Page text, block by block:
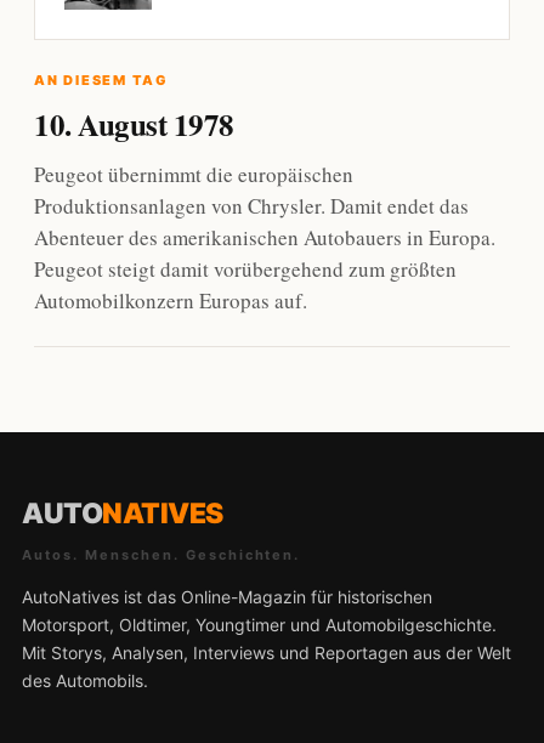
AN DIESEM TAG
10. August 1978
Peugeot übernimmt die europäischen
Produktionsanlagen von Chrysler. Damit endet das
Abenteuer des amerikanischen Autobauers in Europa.
Peugeot steigt damit vorübergehend zum größten
Automobilkonzern Europas auf.
AUTONATIVES
Autos. Menschen. Geschichten.
AutoNatives ist das Online-Magazin für historischen
Motorsport, Oldtimer, Youngtimer und Automobilgeschichte.
Mit Storys, Analysen, Interviews und Reportagen aus der Welt
des Automobils.